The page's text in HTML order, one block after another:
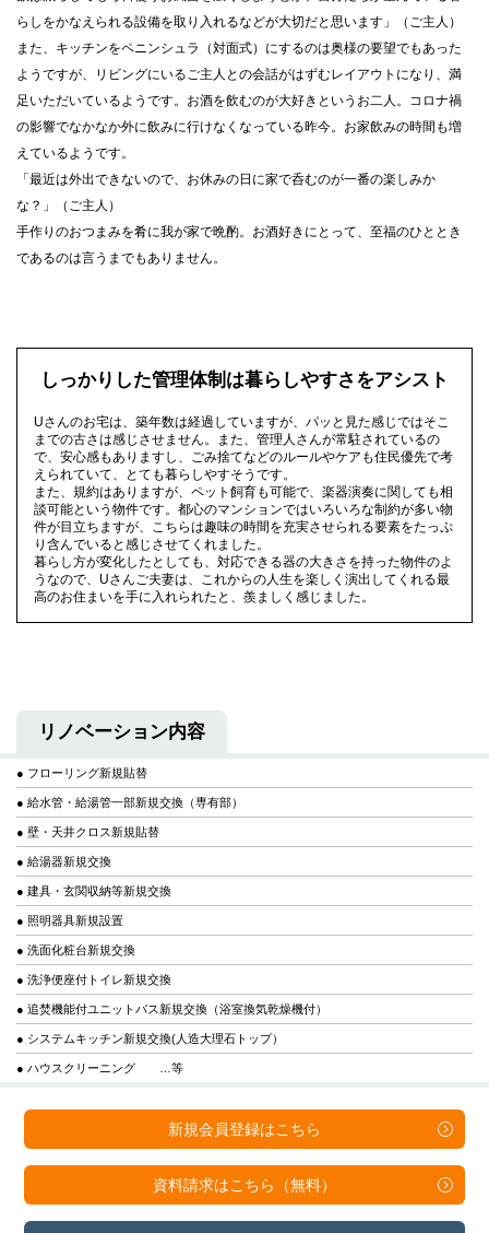
らしをかなえられる設備を取り入れるなどが大切だと思います」（ご主人）
また、キッチンをペニンシュラ（対面式）にするのは奥様の要望でもあった
ようですが、リビングにいるご主人との会話がはずむレイアウトになり、満
足いただいているようです。お酒を飲むのが大好きというお二人。コロナ禍
の影響でなかなか外に飲みに行けなくなっている昨今。お家飲みの時間も増
えているようです。
「最近は外出できないので、お休みの日に家で呑むのが一番の楽しみか
な？」（ご主人）
手作りのおつまみを肴に我が家で晩酌。お酒好きにとって、至福のひととき
であるのは言うまでもありません。
しっかりした管理体制は暮らしやすさをアシスト
Uさんのお宅は、築年数は経過していますが、パッと見た感じではそこ
までの古さは感じさせません。また、管理人さんが常駐されているの
で、安心感もありますし、ごみ捨てなどのルールやケアも住民優先で考
えられていて、とても暮らしやすそうです。
また、規約はありますが、ペット飼育も可能で、楽器演奏に関しても相
談可能という物件です。都心のマンションではいろいろな制約が多い物
件が目立ちますが、こちらは趣味の時間を充実させられる要素をたっぷ
り含んでいると感じさせてくれました。
暮らし方が変化したとしても、対応できる器の大きさを持った物件のよ
うなので、Uさんご夫妻は、これからの人生を楽しく演出してくれる最
高のお住まいを手に入れられたと、羨ましく感じました。
リノベーション内容
● フローリング新規貼替
● 給水管・給湯管一部新規交換（専有部）
● 壁・天井クロス新規貼替
● 給湯器新規交換
● 建具・玄関収納等新規交換
● 照明器具新規設置
● 洗面化粧台新規交換
● 洗浄便座付トイレ新規交換
● 追焚機能付ユニットバス新規交換（浴室換気乾燥機付）
● システムキッチン新規交換(人造大理石トップ）
● ハウスクリーニング …等
新規会員登録はこちら
資料請求はこちら（無料）